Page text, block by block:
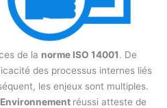
de la norme ISO 14001. De
des processus internes liés
les enjeux sont multiples.
réussi atteste de